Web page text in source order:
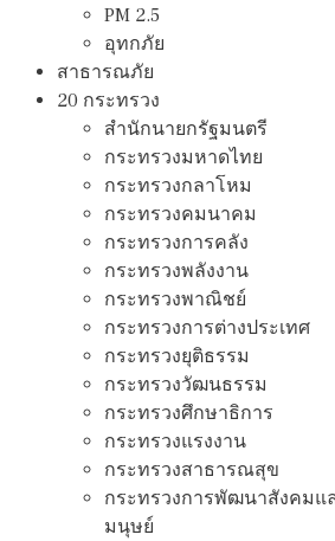
PM 2.5
อุทกภัย
สาธารณภัย
20 กระทรวง
สํานักนายกรัฐมนตรี
กระทรวงมหาดไทย
กระทรวงกลาโหม
กระทรวงคมนาคม
กระทรวงการคลัง
กระทรวงพลังงาน
กระทรวงพาณิชย์
กระทรวงการต่างประเทศ
กระทรวงยุติธรรม
กระทรวงวัฒนธรรม
กระทรวงศึกษาธิการ
กระทรวงแรงงาน
กระทรวงสาธารณสุข
กระทรวงการพัฒนาสังคมแ
มนุษย์